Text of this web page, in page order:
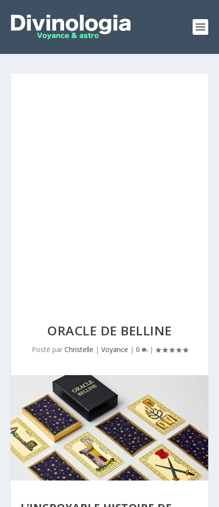
ORACLE DE BELLINE
Posté par Christelle | Voyance | 0 |